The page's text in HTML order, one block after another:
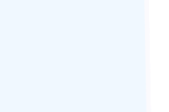
–
5H30 de